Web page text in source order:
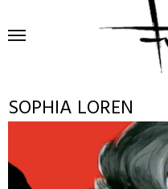
SOPHIA LOREN